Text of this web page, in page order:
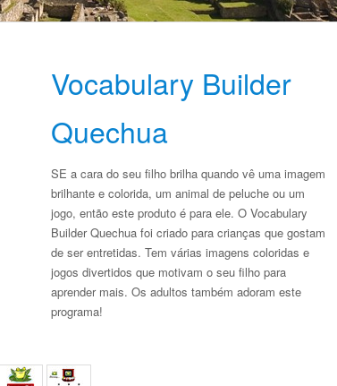
Vocabulary Builder
Quechua
SE a cara do seu filho brilha quando vê uma imagem
brilhante e colorida, um animal de peluche ou um
jogo, então este produto é para ele. O Vocabulary
Builder Quechua foi criado para crianças que gostam
de ser entretidas. Tem várias imagens coloridas e
jogos divertidos que motivam o seu filho para
aprender mais. Os adultos também adoram este
programa!